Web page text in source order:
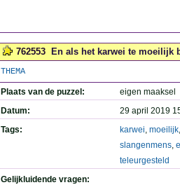
762553 En als het karwei te moeilijk
THEMA
Plaats van de puzzel:
eigen maaksel
Datum:
29 april 2019
Tags:
karwei, moeilijk
slangenmens,
teleurgesteld
Gelijkluidende vragen: